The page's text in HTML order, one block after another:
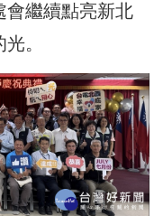
會繼續點亮新北
。